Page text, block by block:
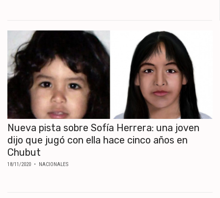
Nueva pista sobre Sofía Herrera: una joven
dijo que jugó con ella hace cinco años en
Chubut
18/11/2020 • NACIONALES